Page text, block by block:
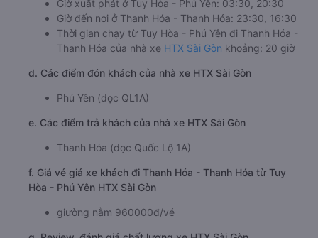
https://vexere.com/vi-VN/xe-ngoc-phat
Số điện thoại đặt mua vé xe Tuy Hòa - Phú Yên
Thanh Hóa - Thanh Hóa:1900 888684
vận tải hành khách trên tuyến đường đi Thanh Hóa -
Thanh Hóa từ Tuy Hòa - Phú Yên . Uy tín và chất lượng
Tuy Hòa - Phú Yên là lý do khiến nhiều hành khách rất hài
lòng khi chọn sử dụng dịch vụ của nhà xe này. Phục vụ
Sài Gòn luôn không ngừng cải tiến để mang lại ngày càng
nhiều dịch vụ chất lượng cho khách hàng. Luôn đảm bảo